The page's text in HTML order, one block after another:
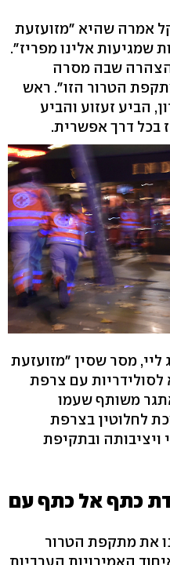
אמרה שהיא "מזועזעת
שמגיעות אלינו מפריז".
שבה מסרה
הטרור הזו". ראש
הביע זעזוע והביע
בכל דרך אפשרית.
ליי, מסר שסין "מזועזעת
עם צרפת
משותף שעמו
לחלוטין בצרפת
ויציבותה ובתקיפת
כתף אל כתף עם
את מתקפת הטרור